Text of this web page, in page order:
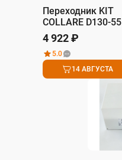
Переходник KIT
COLLARE D130-55
4 922 ₽
5.0
14 АВГУСТА